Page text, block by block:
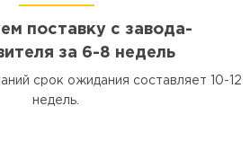
поставку с завода-
за 6-8 недель
срок ожидания составляет 10-12
недель.